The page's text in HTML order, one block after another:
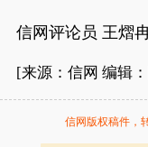
信网评论员 王熠
[来源：信网 编辑
信网版权稿件，